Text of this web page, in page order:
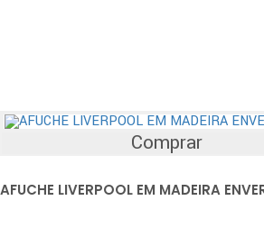
Comprar
AFUCHE LIVERPOOL EM MADEIRA